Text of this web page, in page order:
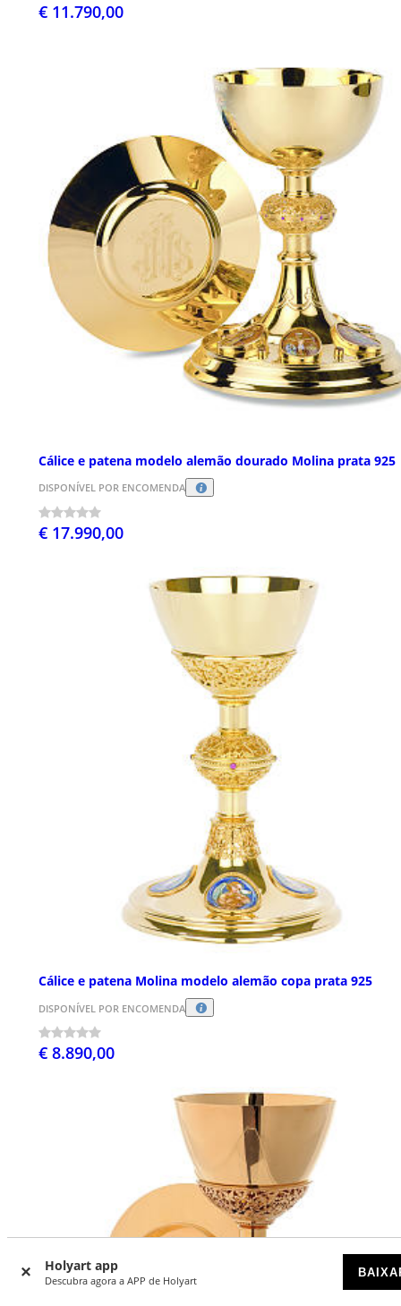
Holyart app
Descubra agora a APP de Holyart
€ 11.790,00
Cálice e patena modelo alemão dourado Molina prata 925
DISPONÍVEL POR ENCOMENDA
€ 17.990,00
Cálice e patena Molina modelo alemão copa prata 925
DISPONÍVEL POR ENCOMENDA
€ 8.890,00